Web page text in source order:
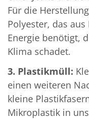
Für die
Polyester, das
Energie benötigt,
Klima schadet.
3. Plastikmüll:
einen weiteren
kleine
Mikroplastik in